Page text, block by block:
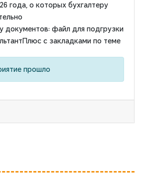
года, о которых бухгалтеру
документов: файл для подгрузки
с закладками по теме
прошло